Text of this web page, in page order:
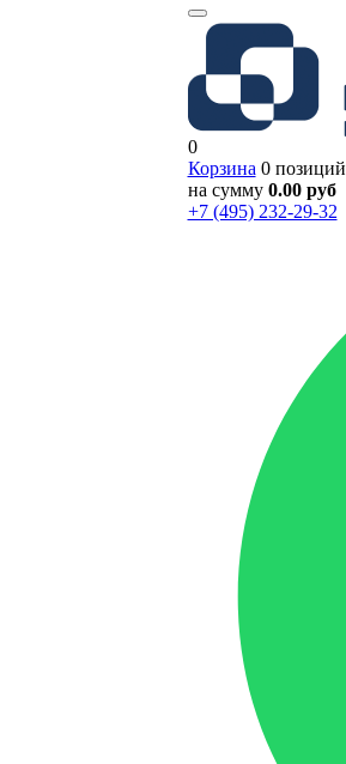
0
Корзина 0 позиций
на сумму 0.00 руб
+7 (495) 232-29-32